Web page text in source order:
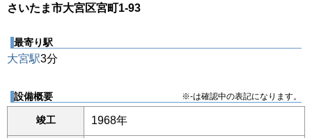
さいたま市大宮区宮町1-93
最寄り駅
大宮駅3分
設備概要 ※-は確認中の表記になります。
竣工 1968年